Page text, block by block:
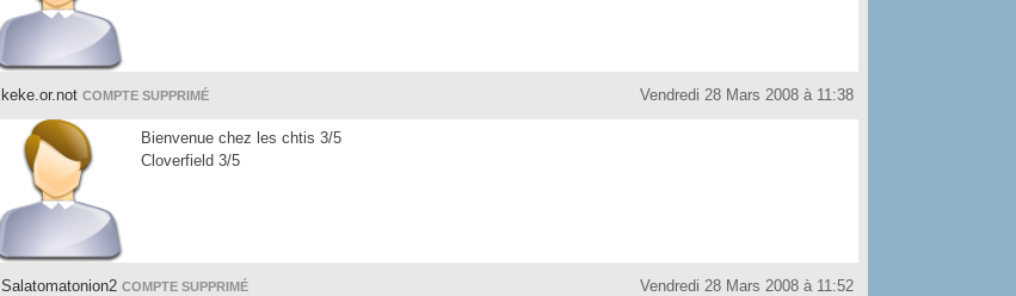
keke.or.not COMPTE SUPPRIMÉ Vendredi 28 Mars 2008 à 11:38
Bienvenue chez les chtis 3/5
Cloverfield 3/5
Salatomatonion2 COMPTE SUPPRIMÉ Vendredi 28 Mars 2008 à 11:52